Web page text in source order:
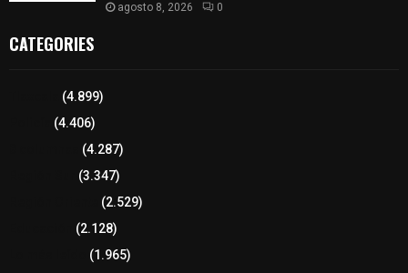
agosto 8, 2026 0
CATEGORIES
(4.899)
(4.406)
(4.287)
(3.347)
(2.529)
(2.128)
(1.965)